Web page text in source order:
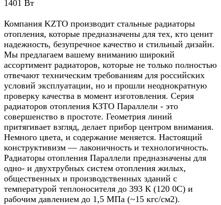
1401 Вт
Компания KZTO производит стальные радиаторы
отопления, которые предназначены для тех, кто ценит
надежность, безупречное качество и стильный дизайн.
Мы предлагаем вашему вниманию широкий
ассортимент радиаторов, которые не только полностью
отвечают техническим требованиям для российских
условий эксплуатации, но и прошли неоднократную
проверку качества в момент изготовления. Серия
радиаторов отопления КЗТО Параллели - это
совершенство в простоте. Геометрия линий
притягивает взгляд, делает прибор центром внимания.
Немного цвета, и содержание меняется. Настоящий
конструктивизм — лаконичность и технологичность.
Радиаторы отопления Параллели предназначены для
одно- и двухтрубных систем отопления жилых,
общественных и производственных зданий с
температурой теплоносителя до 393 К (120 0С) и
рабочим давлением до 1,5 МПа (~15 кгс/см2).